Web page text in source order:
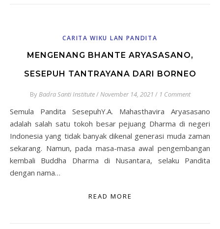
CARITA WIKU LAN PANDITA
MENGENANG BHANTE ARYASASANO,
SESEPUH TANTRAYANA DARI BORNEO
ByBadra Santi Institute/November 14, 2021 / 1 Comment
Semula Pandita SesepuhY.A. Mahasthavira Aryasasano
adalah salah satu tokoh besar pejuang Dharma di negeri
Indonesia yang tidak banyak dikenal generasi muda zaman
sekarang. Namun, pada masa-masa awal pengembangan
kembali Buddha Dharma di Nusantara, selaku Pandita
dengan nama…
READ MORE